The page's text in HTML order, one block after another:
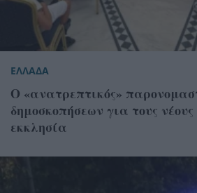
ΕΛΛΑΔΑ
Ο «ανατρεπτικός»
δημοσκοπήσεων για τους
εκκλησία